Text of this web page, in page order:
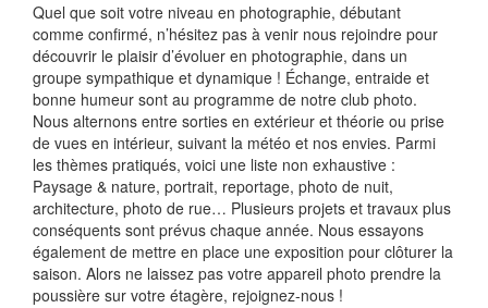
Quel que soit votre niveau en photographie, débutant
comme confirmé, n’hésitez pas à venir nous rejoindre pour
découvrir le plaisir d’évoluer en photographie, dans un
groupe sympathique et dynamique ! Échange, entraide et
bonne humeur sont au programme de notre club photo.
Nous alternons entre sorties en extérieur et théorie ou prise
de vues en intérieur, suivant la météo et nos envies. Parmi
les thèmes pratiqués, voici une liste non exhaustive :
Paysage & nature, portrait, reportage, photo de nuit,
architecture, photo de rue… Plusieurs projets et travaux plus
conséquents sont prévus chaque année. Nous essayons
également de mettre en place une exposition pour clôturer la
saison. Alors ne laissez pas votre appareil photo prendre la
poussière sur votre étagère, rejoignez-nous !